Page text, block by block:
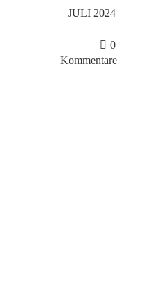
JULI 2024
0
Kommentare